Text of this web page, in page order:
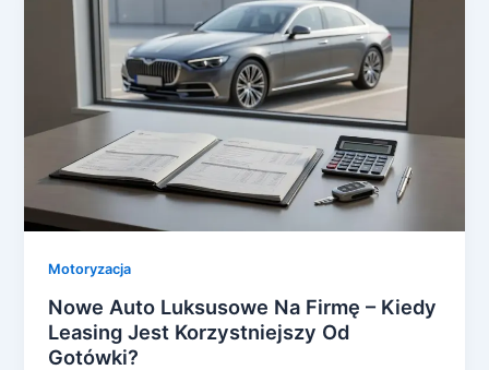
Motoryzacja
Nowe Auto Luksusowe Na Firmę – Kiedy
Leasing Jest Korzystniejszy Od
Gotówki?